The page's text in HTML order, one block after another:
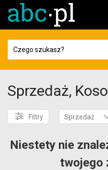
Sprzedaż,
Filtry Sprzedaż
Niestety nie
twojego